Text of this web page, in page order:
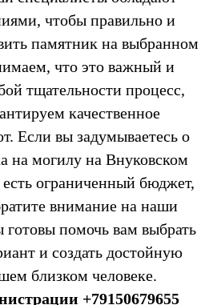
чтобы правильно и
памятник на выбранном
что это важный и
тщательности процесс,
качественное
Если вы задумываетесь о
на могилу на Внуковском
ограниченный бюджет,
внимание на наши
помочь вам выбрать
и создать достойную
близком человеке.
+79150679655